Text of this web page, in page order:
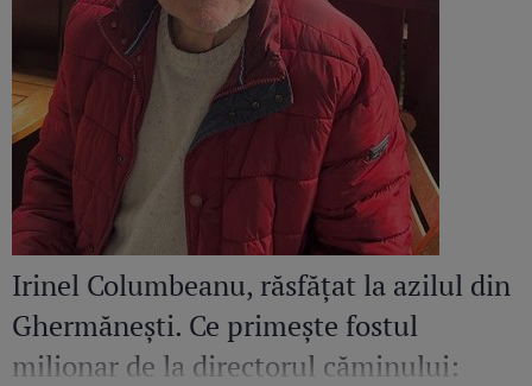
Irinel Columbeanu, răsfățat la azilul din
Ghermănești. Ce primește fostul
milionar de la directorul căminului: